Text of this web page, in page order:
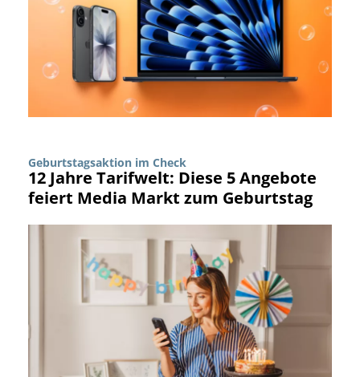
Geburtstagsaktion im Check
12 Jahre Tarifwelt: Diese 5 Angebote
feiert Media Markt zum Geburtstag